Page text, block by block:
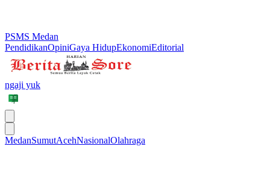
PSMS Medan
PendidikanOpiniGaya HidupEkonomiEditorial
ngaji yuk
MedanSumutAcehNasionalOlahraga